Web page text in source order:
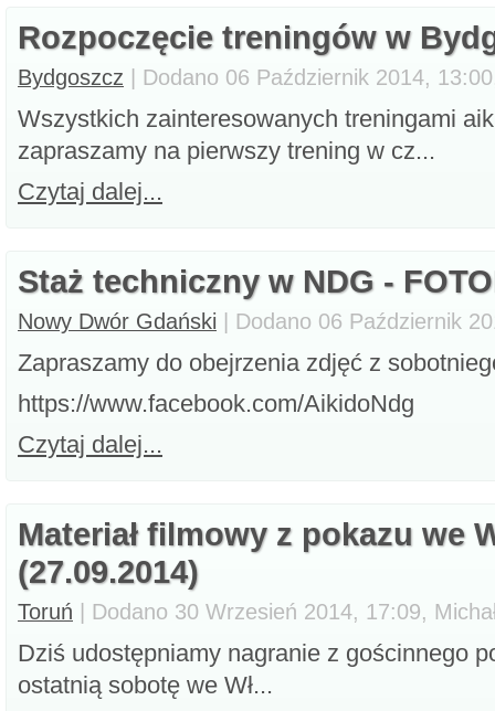
Rozpoczęcie treningów w
Bydgoszcz | Dodano 06 Październik 2014,
Wszystkich zainteresowanych treningami
zapraszamy na pierwszy trening w cz...
Czytaj dalej...
Staż techniczny w NDG -
Nowy Dwór Gdański | Dodano 06 Październik
Zapraszamy do obejrzenia zdjęć z
https://www.facebook.com/AikidoNdg
Czytaj dalej...
Materiał filmowy z pokazu we
(27.09.2014)
Toruń | Dodano 30 Wrzesień 2014, 17:09,
Dziś udostępniamy nagranie z gościnnego
ostatnią sobotę we Wł...